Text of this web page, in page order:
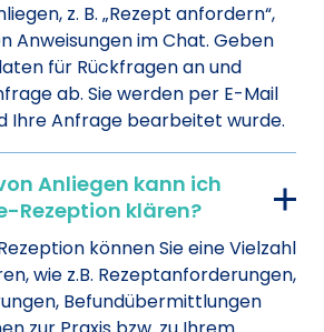
z. B. „Rezept anfordern“,
Anweisungen im Chat. Geben
für Rückfragen an und
ab. Sie werden per E-Mail
Ihre Anfrage bearbeitet wurde.
Anliegen kann ich
Rezeption klären?
können Sie eine Vielzahl
wie z.B. Rezeptanforderungen,
Befundübermittlungen